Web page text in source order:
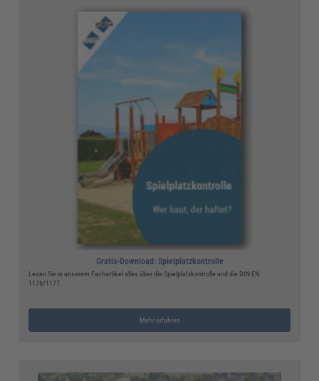
Gratis-Download: Spielplatzkontrolle
Lesen Sie in unserem Fachartikel alles über die Spielplatzkontrolle und die DIN EN
1176/1177.
Mehr erfahren